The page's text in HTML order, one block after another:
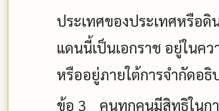
ประเทศของประเทศหรือ
แดนนี้เป็นเอกราช อยู่ในค
หรืออยู่ภายใต้การจำกัดอธิ
ข้อ 3 คนทุกคนมีสิทธิในก